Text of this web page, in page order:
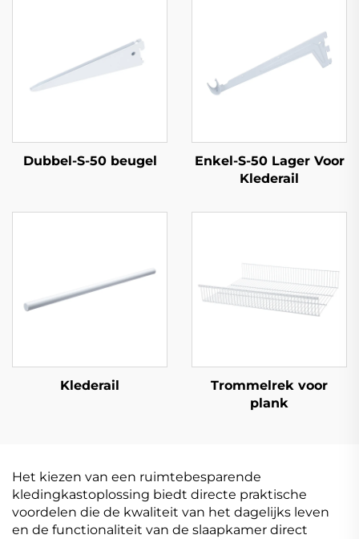
Dubbel-S-50 beugel
Enkel-S-50 Lager Voor
Klederail
Klederail
Trommelrek voor
plank
Het kiezen van een ruimtebesparende
kledingkastoplossing biedt directe praktische
voordelen die de kwaliteit van het dagelijks leven
en de functionaliteit van de slaapkamer direct